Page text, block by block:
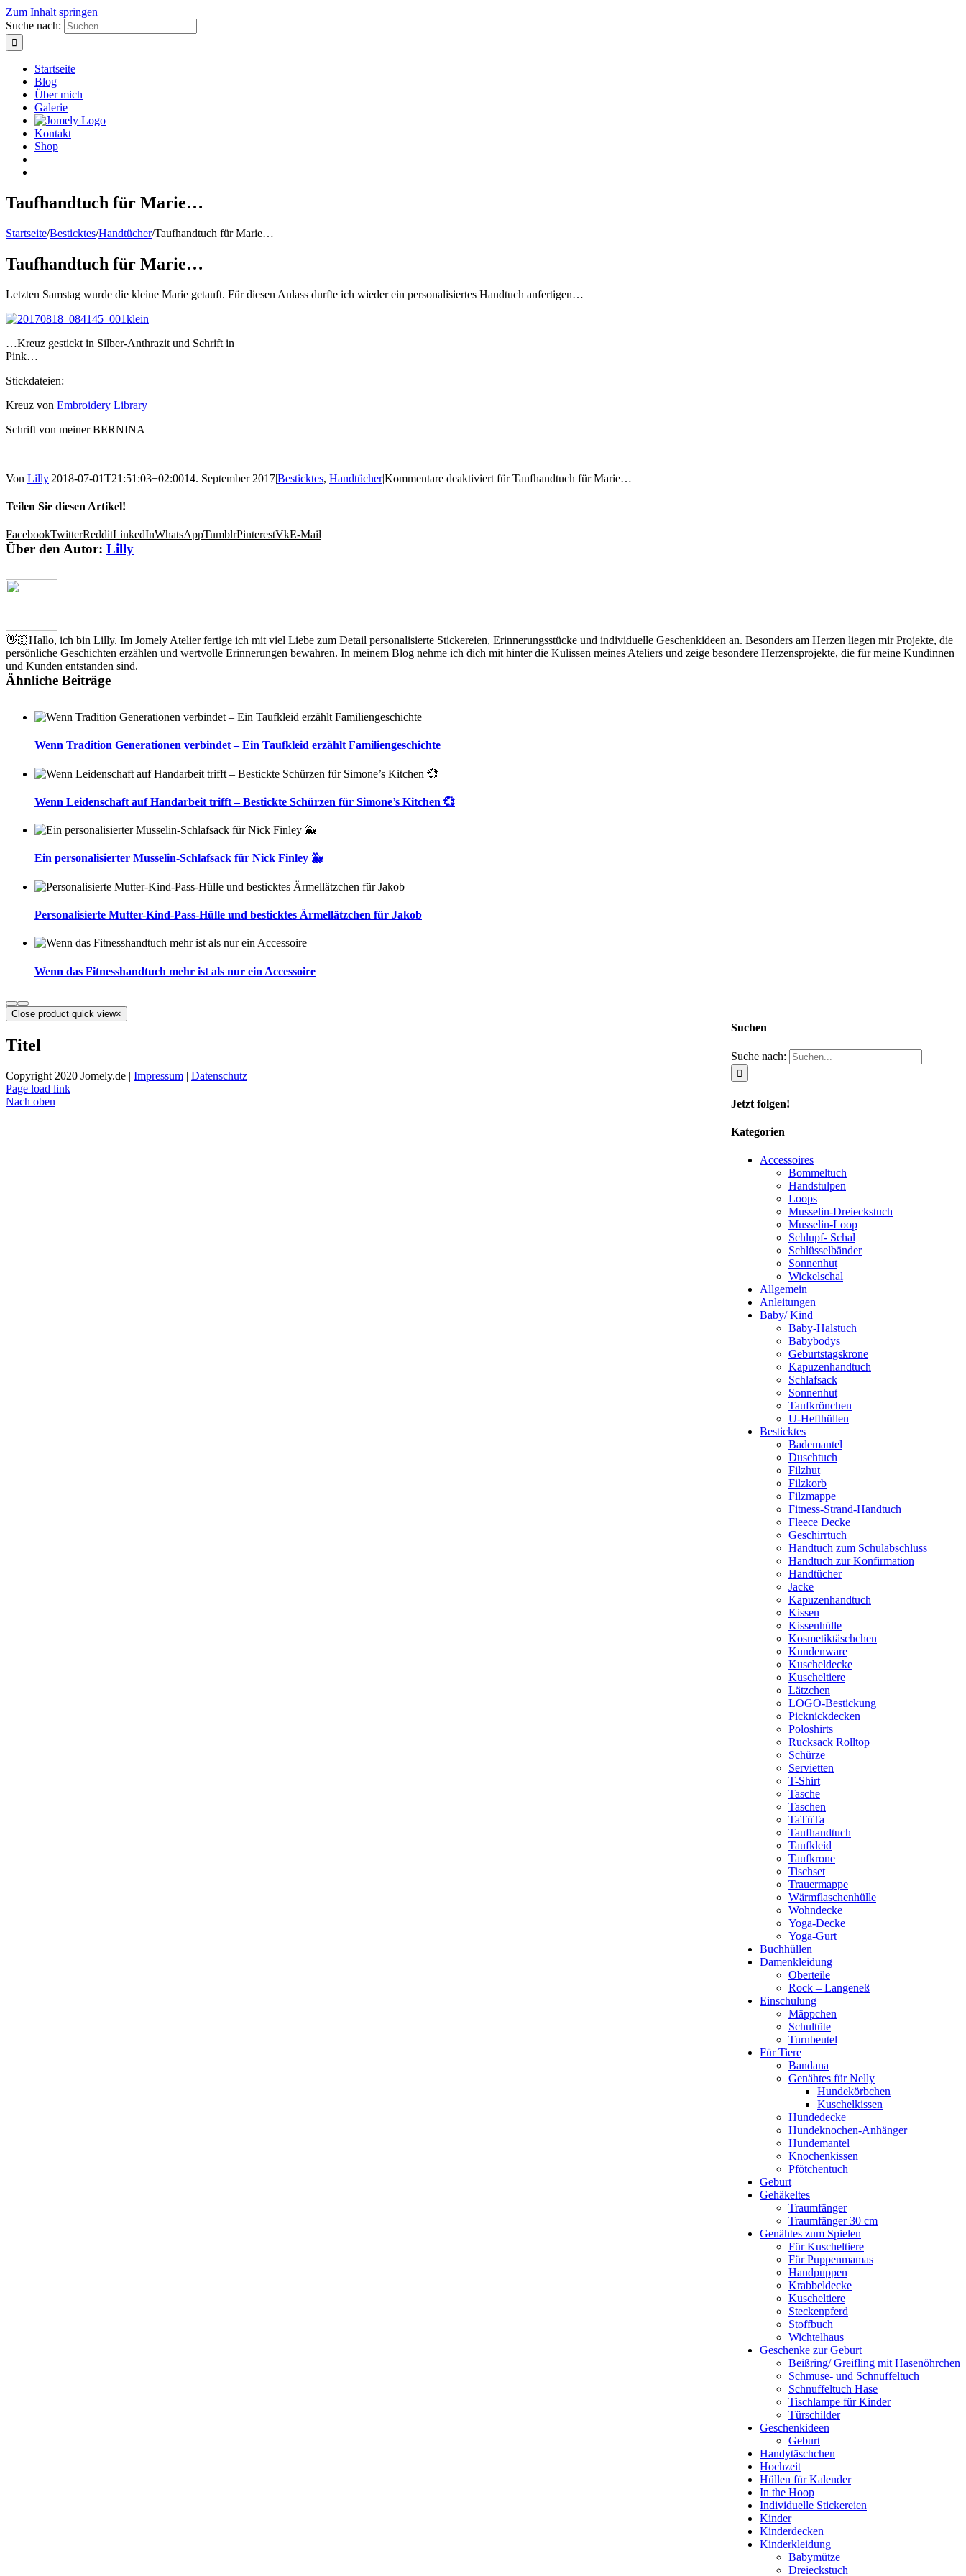
Zum Inhalt springen
Suche nach:
Startseite
Blog
Über mich
Galerie
Kontakt
Shop
Taufhandtuch für Marie…
Startseite/Besticktes/Handtücher/Taufhandtuch für Marie…
Taufhandtuch für Marie…
Letzten Samstag wurde die kleine Marie getauft. Für diesen Anlass durfte ich wieder ein personalisiertes Handtuch anfertigen…
…Kreuz gestickt in Silber-Anthrazit und Schrift in
Pink…
Stickdateien:
Kreuz von Embroidery Library
Schrift von meiner BERNINA
Von Lilly|2018-07-01T21:51:03+02:0014. September 2017|Besticktes, Handtücher|Kommentare deaktiviert für Taufhandtuch für Marie…
Teilen Sie diesen Artikel!
FacebookTwitterRedditLinkedInWhatsAppTumblrPinterestVkE-Mail
Über den Autor: Lilly
👋🏻Hallo, ich bin Lilly. Im Jomely Atelier fertige ich mit viel Liebe zum Detail personalisierte Stickereien, Erinnerungsstücke und individuelle Geschenkideen an. Besonders am Herzen liegen mir Projekte, die
persönliche Geschichten erzählen und wertvolle Erinnerungen bewahren. In meinem Blog nehme ich dich mit hinter die Kulissen meines Ateliers und zeige besondere Herzensprojekte, die für meine Kundinnen
und Kunden entstanden sind.
Ähnliche Beiträge
Wenn Tradition Generationen verbindet – Ein Taufkleid erzählt Familiengeschichte
Wenn Leidenschaft auf Handarbeit trifft – Bestickte Schürzen für Simone’s Kitchen 💞
Ein personalisierter Musselin-Schlafsack für Nick Finley 🐳
Personalisierte Mutter-Kind-Pass-Hülle und besticktes Ärmellätzchen für Jakob
Wenn das Fitnesshandtuch mehr ist als nur ein Accessoire
Suchen
Suche nach:
Jetzt folgen!
Kategorien
Accessoires
Bommeltuch
Handstulpen
Loops
Musselin-Dreieckstuch
Musselin-Loop
Schlupf- Schal
Schlüsselbänder
Sonnenhut
Wickelschal
Allgemein
Anleitungen
Baby/ Kind
Baby-Halstuch
Babybodys
Geburtstagskrone
Kapuzenhandtuch
Schlafsack
Sonnenhut
Taufkrönchen
U-Hefthüllen
Besticktes
Bademantel
Duschtuch
Filzhut
Filzkorb
Filzmappe
Fitness-Strand-Handtuch
Fleece Decke
Geschirrtuch
Handtuch zum Schulabschluss
Handtuch zur Konfirmation
Handtücher
Jacke
Kapuzenhandtuch
Kissen
Kissenhülle
Kosmetiktäschchen
Kundenware
Kuscheldecke
Kuscheltiere
Lätzchen
LOGO-Bestickung
Picknickdecken
Poloshirts
Rucksack Rolltop
Schürze
Servietten
T-Shirt
Tasche
Taschen
TaTüTa
Taufhandtuch
Taufkleid
Taufkrone
Tischset
Trauermappe
Wärmflaschenhülle
Wohndecke
Yoga-Decke
Yoga-Gurt
Buchhüllen
Damenkleidung
Oberteile
Rock – Langeneß
Einschulung
Mäppchen
Schultüte
Turnbeutel
Für Tiere
Bandana
Genähtes für Nelly
Hundekörbchen
Kuschelkissen
Hundedecke
Hundeknochen-Anhänger
Hundemantel
Knochenkissen
Pfötchentuch
Geburt
Gehäkeltes
Traumfänger
Traumfänger 30 cm
Genähtes zum Spielen
Für Kuscheltiere
Für Puppenmamas
Handpuppen
Krabbeldecke
Kuscheltiere
Steckenpferd
Stoffbuch
Wichtelhaus
Geschenke zur Geburt
Beißring/ Greifling mit Hasenöhrchen
Schmuse- und Schnuffeltuch
Schnuffeltuch Hase
Tischlampe für Kinder
Türschilder
Geschenkideen
Geburt
Handytäschchen
Hochzeit
Hüllen für Kalender
In the Hoop
Individuelle Stickereien
Kinder
Kinderdecken
Kinderkleidung
Babymütze
Dreieckstuch
Close product quick view×
Titel
Copyright 2020 Jomely.de | Impressum | Datenschutz
Page load link
Nach oben